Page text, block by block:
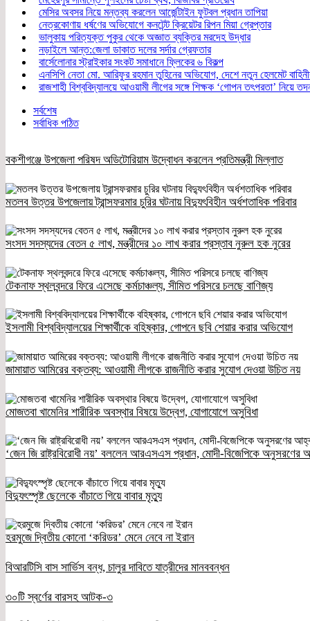
মেসির অবসর নিয়ে মন্তব্য করলেন আর্জেন্টাইন ফুটবল প্রধান তাপিয়া
নেত্রকোণায় ধর্ষণের অভিযোগে কনটেন্ট ক্রিয়েটর রিপন মিয়া গ্রেপ্তার
ভালুকায় পরিত্যক্ত পুকুর থেকে অজ্ঞাত ব্যক্তির মরদেহ উদ্ধার
নড়াইলে আন্ত:জেলা ডাকাত দলের সর্দার গ্রেফতার
বার্সেলোনার স্ট্রাইকার সংকট সমাধানে ফ্লিকের ৬ বিকল্প
এনসিপি নেতা মো. আরিফুর রহমান তুহিনের অভিযোগ, দেশে নতুন হেলমেট
রাজশাহী বিশ্ববিদ্যালয়ে আওয়ামী লীগের সঙ্গে শিক্ষক ‘গোপন তৎপরতা’ নিয়ে
সর্বশেষ
সর্বাধিক পঠিত
বকশীগঞ্জে উপজেলা পরিষদ অডিটোরিয়াম উদ্বোধন করলেন প্রতিমন্ত্রী মিল্লাত
মতলব উত্তর উপজেলায় ট্রান্সফরমার চুরির ঘটনায় বিদ্যুৎবিহীন অর্ধশতাধিক পরিবার
সংসদ সদস্যদের বেতন ৫ লাখ, মন্ত্রীদের ১০ লাখ করার প্রস্তাব নুরুল হক নুরের
টেকনাফ স্থলবন্দরে ফিরে এসেছে কর্মচাঞ্চল্য, সীমিত পরিসরে চলছে বাণিজ্য
ইসলামী বিশ্ববিদ্যালয়ের শিক্ষার্থীকে বহিষ্কার, গোপনে ছবি শেয়ার করার অভিযোগ
জামায়াত আমিরের বক্তব্য: আওয়ামী লীগকে রাজনীতি করার সুযোগ দেওয়া উচিত নয়
মোজতবা খামেনির শারীরিক অবস্থার বিষয়ে উদ্বেগ, যোগাযোগে অসুবিধা
‘জেন জি রাষ্ট্রবিরোধী নয়’ বললেন আরএসএস প্রধান, মোদী-বিজেপিকে অনুসরণের
বিদ্যুৎস্পৃষ্ট ছেলেকে বাঁচাতে গিয়ে বাবার মৃত্যু
হরমুজে দ্বিতীয় কোনো ‘করিডর’ মেনে নেবে না ইরান
বিআরটিসি বাস সার্ভিস বন্ধ, চালুর দাবিতে যাত্রীদের মানববন্ধন
৩০টি স্বর্ণের বারসহ আটক-৩